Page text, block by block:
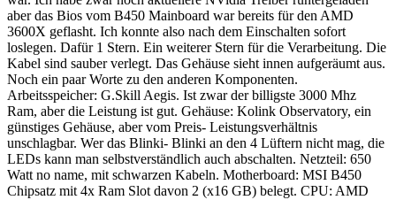
aber das Bios vom B450 Mainboard war bereits für den AMD
3600X geflasht. Ich konnte also nach dem Einschalten sofort
loslegen. Dafür 1 Stern. Ein weiterer Stern für die Verarbeitung. Die
Kabel sind sauber verlegt. Das Gehäuse sieht innen aufgeräumt aus.
Noch ein paar Worte zu den anderen Komponenten.
Arbeitsspeicher: G.Skill Aegis. Ist zwar der billigste 3000 Mhz
Ram, aber die Leistung ist gut. Gehäuse: Kolink Observatory, ein
günstiges Gehäuse, aber vom Preis- Leistungsverhältnis
unschlagbar. Wer das Blinki- Blinki an den 4 Lüftern nicht mag, die
LEDs kann man selbstverständlich auch abschalten. Netzteil: 650
Watt no name, mit schwarzen Kabeln. Motherboard: MSI B450
Chipsatz mit 4x Ram Slot davon 2 (x16 GB) belegt. CPU: AMD